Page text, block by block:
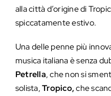
alla città d’origine di
spiccatamente estivo.
Una delle penne più
musica italiana è senza
Petrella, che non si
solista,Tropico,che